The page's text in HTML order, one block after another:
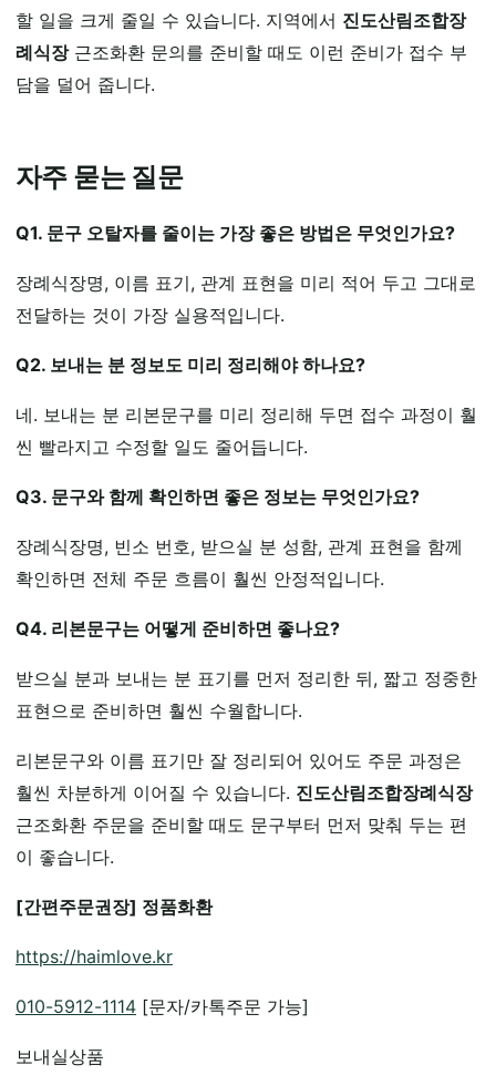
할 일을 크게 줄일 수 있습니다. 지역에서 진도산림조합장
례식장근조화환 문의를 준비할 때도 이런 준비가 접수 부
담을 덜어 줍니다.
자주 묻는 질문
Q1. 문구 오탈자를 줄이는 가장 좋은 방법은 무엇인가요?
장례식장명, 이름 표기, 관계 표현을 미리 적어 두고 그대로
전달하는 것이 가장 실용적입니다.
Q2. 보내는 분 정보도 미리 정리해야 하나요?
네. 보내는 분 리본문구를 미리 정리해 두면 접수 과정이 훨
씬 빨라지고 수정할 일도 줄어듭니다.
Q3. 문구와 함께 확인하면 좋은 정보는 무엇인가요?
장례식장명, 빈소 번호, 받으실 분 성함, 관계 표현을 함께
확인하면 전체 주문 흐름이 훨씬 안정적입니다.
Q4. 리본문구는 어떻게 준비하면 좋나요?
받으실 분과 보내는 분 표기를 먼저 정리한 뒤, 짧고 정중한
표현으로 준비하면 훨씬 수월합니다.
리본문구와 이름 표기만 잘 정리되어 있어도 주문 과정은
훨씬 차분하게 이어질 수 있습니다. 진도산림조합장례식장
근조화환 주문을 준비할 때도 문구부터 먼저 맞춰 두는 편
이 좋습니다.
[간편주문권장] 정품화환
https://haimlove.kr
010-5912-1114 [문자/카톡주문 가능]
보내실상품